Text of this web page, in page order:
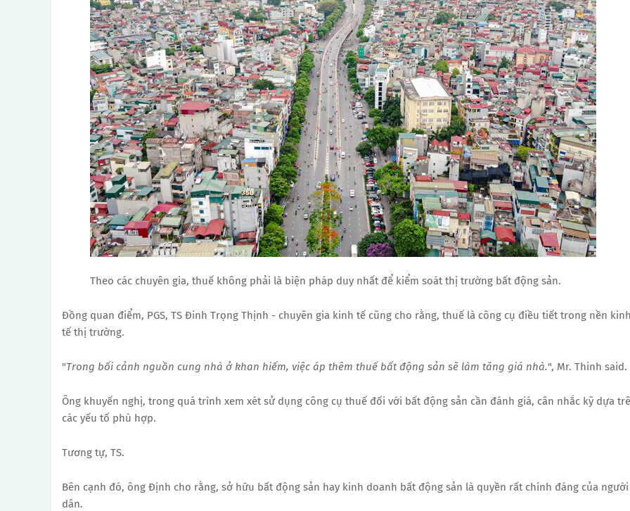
Theo các chuyên gia, thuế không phải là biện pháp duy nhất để kiểm soát thị trường bất động sản.
Đồng quan điểm, PGS, TS Đinh Trọng Thịnh - chuyên gia kinh tế cũng cho rằng, thuế là công cụ điều tiết trong nền
tế thị trường.
"Trong bối cảnh nguồn cung nhà ở khan hiếm, việc áp thêm thuế bất động sản sẽ làm tăng giá nhà.", Mr. Thinh said.
Ông khuyến nghị, trong quá trình xem xét sử dụng công cụ thuế đối với bất động sản cần đánh giá, cân nhắc kỹ dựa
các yếu tố phù hợp.
Tương tự, TS.
Bên cạnh đó, ông Định cho rằng, sở hữu bất động sản hay kinh doanh bất động sản là quyền rất chính đáng của người
dân.